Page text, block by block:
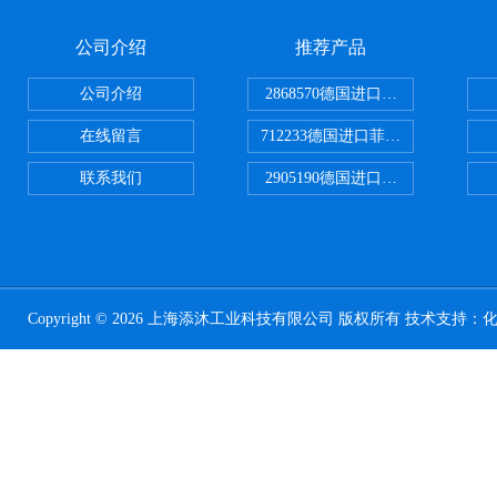
公司介绍
公司介绍
在线留言
联系我们
推荐产品
2868570德国进口菲尼克斯电源
712233德国进口菲尼克斯断路器
2905190德国进口菲尼克斯继电器
Copyright © 2026 上海添沐工业科技有限公司 版权所有 技术支持：